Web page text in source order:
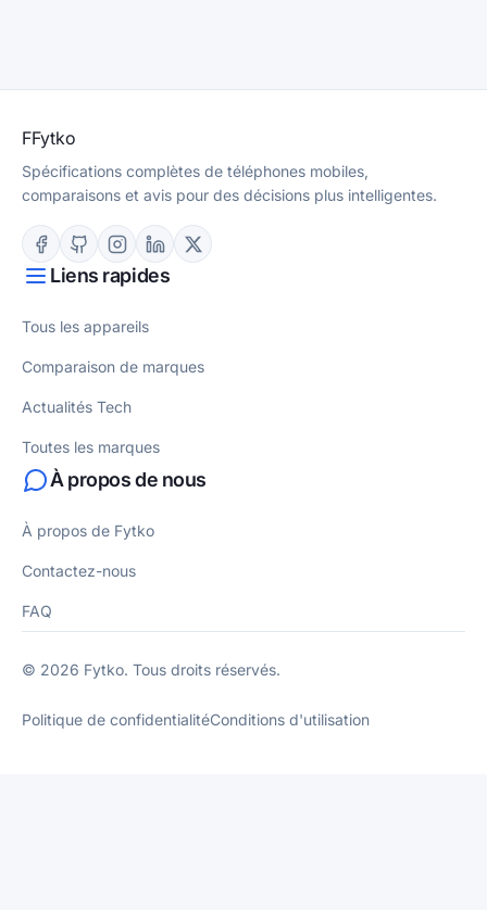
FFytko
Spécifications complètes de téléphones mobiles,
comparaisons et avis pour des décisions plus intelligentes.
Liens rapides
Tous les appareils
Comparaison de marques
Actualités Tech
Toutes les marques
À propos de nous
À propos de Fytko
Contactez-nous
FAQ
© 2026 Fytko. Tous droits réservés.
Politique de confidentialitéConditions d'utilisation